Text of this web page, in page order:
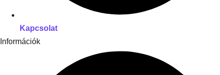
Kapcsolat
Információk